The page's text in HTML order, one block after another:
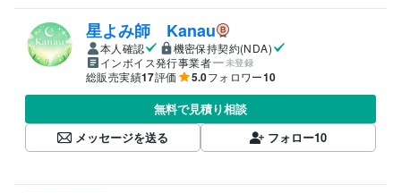
星よみ師 Kanau
本人確認
機密保持契約(NDA)
インボイス発行事業者
未登録
総販売実績17評価 5.0フォロワー10
無料で見積り相談
メッセージを送る
フォロー10